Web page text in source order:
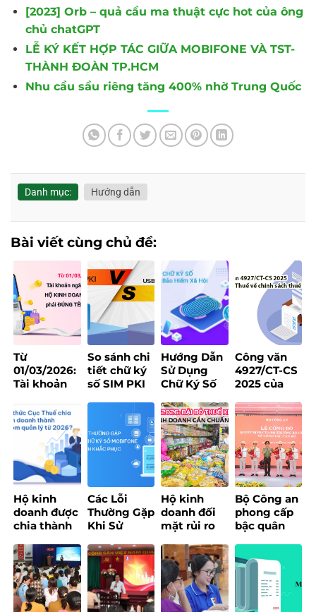
[2023] Orb – quả cầu ma thuật cực hot của ông
chủ chatGPT
LỄ KÝ KẾT HỢP TÁC GIỮA MOBIFONE VÀ TST-
THÀNH ĐOÀN TP.HCM
Nhu cầu sầu riêng tăng 400% nhờ Trung Quốc
Danh mục: Hướng dẫn
Bài viết cùng chủ đề:
Từ
01/03/2026:
Tài khoản
của hộ kinh
doanh bắt
buộc phải
đúng tên
đăng ký
So sánh chi
tiết chữ ký
số SIM PKI
Token – Nên
chọn loại
nào?
Hướng Dẫn
Sử Dụng
Chữ Ký Số
Ký Tại Trang
Bảo Hiểm
Xã Hội
Công văn
4927/CT-CS
2025 của
chính sách
Hộ kinh
doanh được
chia thành
áp dụng
quy định
mới trong
chuyển đổi
phương
Các Lỗi
Thường Gặp
Khi Sử
Ký Số
MobiFone
Và Cách
Khắc Phục
Hộ kinh
doanh đối
mặt rủi ro
thuế với
doanh thu
quanh
ngưỡng 200
triệu
Bộ Công an
phong cấp
bậc quân
chủ chốt
MobiFone